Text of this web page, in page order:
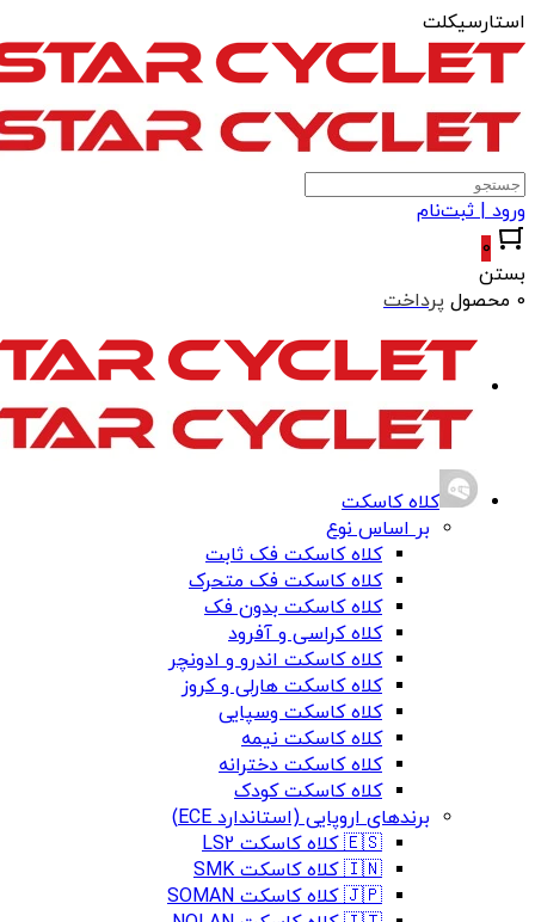
استارسیکلت
ورود | ثبت‌نام
0
بستن
0 محصول
پرداخت
کلاه کاسکت
بر اساس نوع
کلاه کاسکت فک ثابت
کلاه کاسکت فک متحرک
کلاه کاسکت بدون فک
کلاه کراسی و آفرود
کلاه کاسکت اندرو و ادونچر
کلاه کاسکت هارلی و کروز
کلاه کاسکت وسپایی
کلاه کاسکت نیمه
کلاه کاسکت دخترانه
کلاه کاسکت کودک
برندهای اروپایی (استاندارد ECE)
🇪🇸 کلاه کاسکت LS2
🇮🇳 کلاه کاسکت SMK
🇯🇵 کلاه کاسکت SOMAN